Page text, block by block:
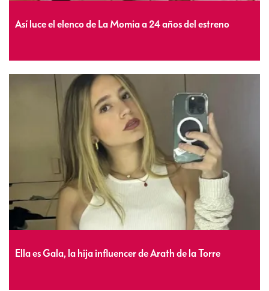
Así luce el elenco de La Momia a 24 años del estreno
Ella es Gala, la hija influencer de Arath de la Torre